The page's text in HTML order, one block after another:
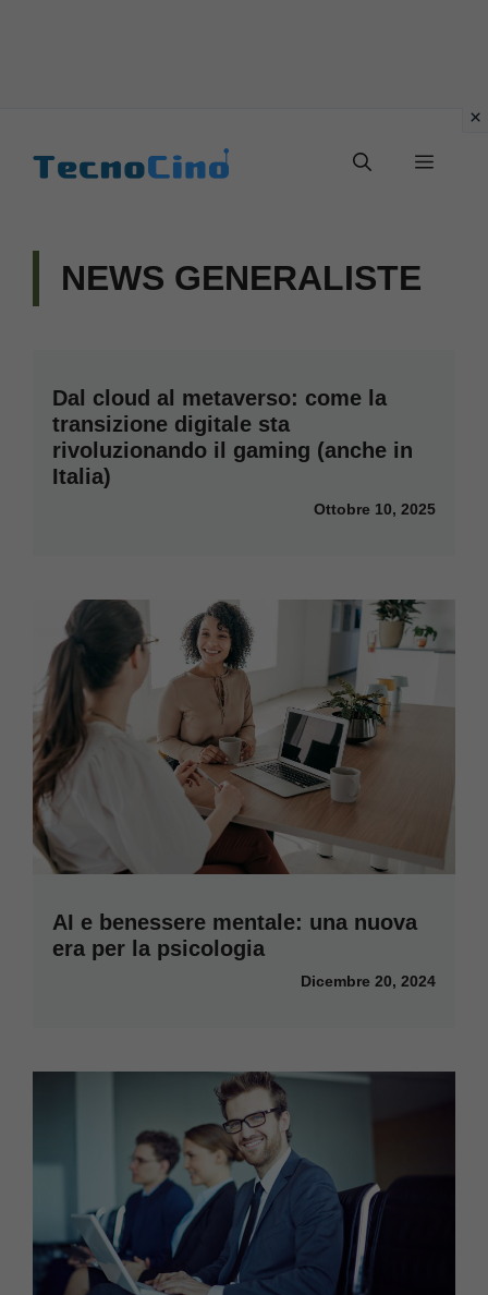
Menu
NEWS GENERALISTE
Dal cloud al metaverso: come la
transizione digitale sta
rivoluzionando il gaming (anche in
Italia)
Ottobre 10, 2025
AI e benessere mentale: una nuova
era per la psicologia
Dicembre 20, 2024